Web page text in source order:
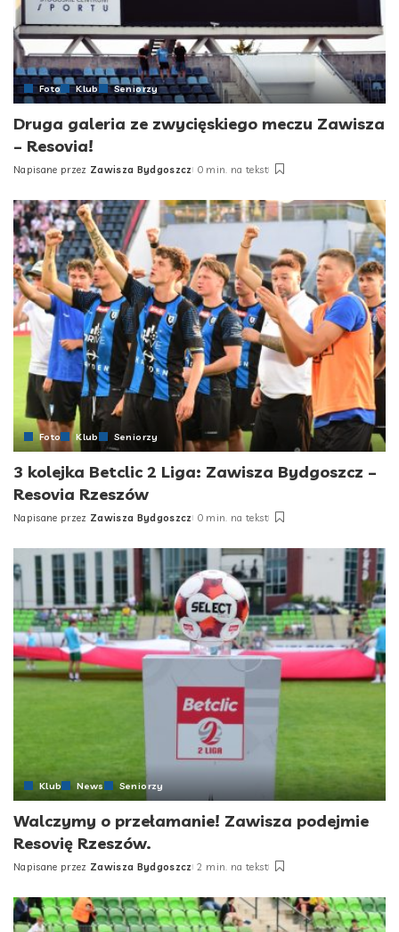
Foto Klub Seniorzy
Druga galeria ze zwycięskiego meczu Zawisza
– Resovia!
Posted
Napisane przez Zawisza Bydgoszcz 0 min. na tekst
Foto Klub Seniorzy
3 kolejka Betclic 2 Liga: Zawisza Bydgoszcz –
Resovia Rzeszów
Posted
Napisane przez Zawisza Bydgoszcz 0 min. na tekst
Klub News Seniorzy
Walczymy o przełamanie! Zawisza podejmie
Resovię Rzeszów.
Posted
Napisane przez Zawisza Bydgoszcz 2 min. na tekst